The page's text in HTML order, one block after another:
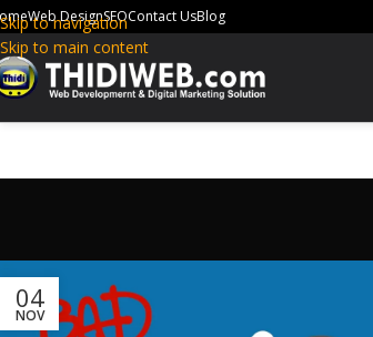
Skip to navigation
Skip to main content
Web DesignSEOContact UsBlog
04
NOV